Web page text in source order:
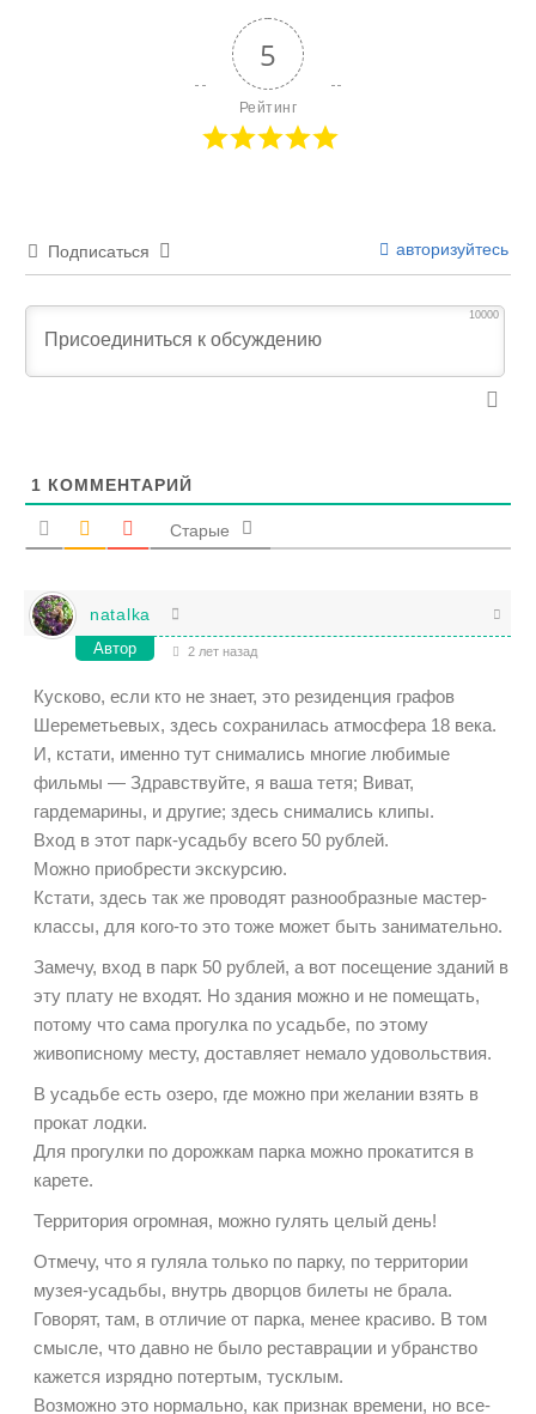
5
Рейтинг
Подписаться авторизуйтесь
10000
1 КОММЕНТАРИЙ
Старые
natalka
Автор 2 лет назад
Кусково, если кто не знает, это резиденция графов
Шереметьевых, здесь сохранилась атмосфера 18 века.
И, кстати, именно тут снимались многие любимые
фильмы — Здравствуйте, я ваша тетя; Виват,
гардемарины, и другие; здесь снимались клипы.
Вход в этот парк-усадьбу всего 50 рублей.
Можно приобрести экскурсию.
Кстати, здесь так же проводят разнообразные мастер-
классы, для кого-то это тоже может быть занимательно.
Замечу, вход в парк 50 рублей, а вот посещение зданий в
эту плату не входят. Но здания можно и не помещать,
потому что сама прогулка по усадьбе, по этому
живописному месту, доставляет немало удовольствия.
В усадьбе есть озеро, где можно при желании взять в
прокат лодки.
Для прогулки по дорожкам парка можно прокатится в
карете.
Территория огромная, можно гулять целый день!
Отмечу, что я гуляла только по парку, по территории
музея-усадьбы, внутрь дворцов билеты не брала.
Говорят, там, в отличие от парка, менее красиво. В том
смысле, что давно не было реставрации и убранство
кажется изрядно потертым, тусклым.
Возможно это нормально, как признак времени, но все-